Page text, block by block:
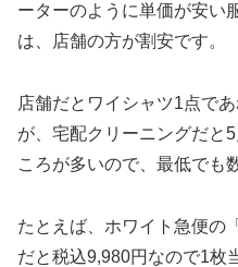
ーターのように単価が安い
は、店舗の方が割安です。
店舗だとワイシャツ1点で
が、宅配クリーニングだと
ころが多いので、最低でも
たとえば、ホワイト急便の
だと税込9,980円なので1枚